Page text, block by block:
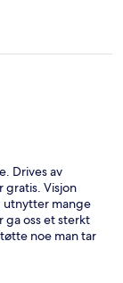
Drives av
gratis. Visjon
utnytter mange
ga oss et sterkt
noe man tar
alt er av svært